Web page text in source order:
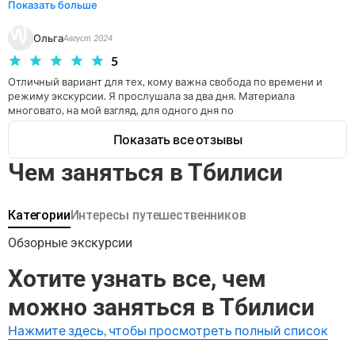
около 2–2,5 часов, проходит по доступной местности и
Одевайтесь удобно — и в путь!
Очень полезен тем, кто хочет изучать город в собственном
За день можно обойти все локации, но можно никуда не
торопиться и размеренно наслаждаться прогулкой, заглядывая по
дороге в кафе или ресторанчики.
Показать больше
ОльгаАвгуст 2024
5
Отличный вариант для тех, кому важна свобода по времени и
режиму экскурсии. Я прослушала за два дня. Материала
многовато, на мой взгляд, для одного дня по
Показать все отзывы
Чем заняться в Тбилиси
КатегорииИнтересы путешественников
Обзорные экскурсии
Хотите узнать все, чем
можно заняться в Тбилиси
Нажмите здесь, чтобы просмотреть полный список